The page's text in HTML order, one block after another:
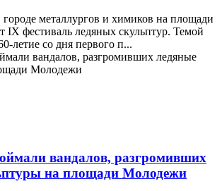
металлургов и химиков на площади
фестиваль ледяных скульптур. Темой
летие со дня первого п...
вандалов, разгромивших
на площади Молодежи